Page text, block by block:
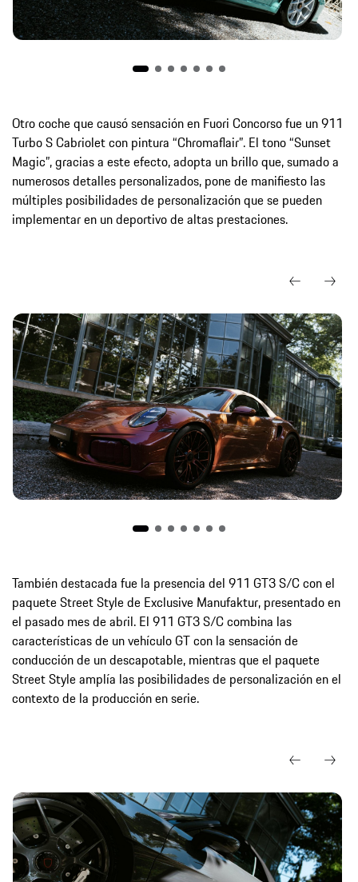
Otro coche que causó sensación en Fuori Concorso fue un 911
Turbo S Cabriolet con pintura “Chromaflair”. El tono “Sunset
Magic”, gracias a este efecto, adopta un brillo que, sumado a
numerosos detalles personalizados, pone de manifiesto las
múltiples posibilidades de personalización que se pueden
implementar en un deportivo de altas prestaciones.
También destacada fue la presencia del 911 GT3 S/C con el
paquete Street Style de Exclusive Manufaktur, presentado en
el pasado mes de abril. El 911 GT3 S/C combina las
características de un vehículo GT con la sensación de
conducción de un descapotable, mientras que el paquete
Street Style amplía las posibilidades de personalización en el
contexto de la producción en serie.